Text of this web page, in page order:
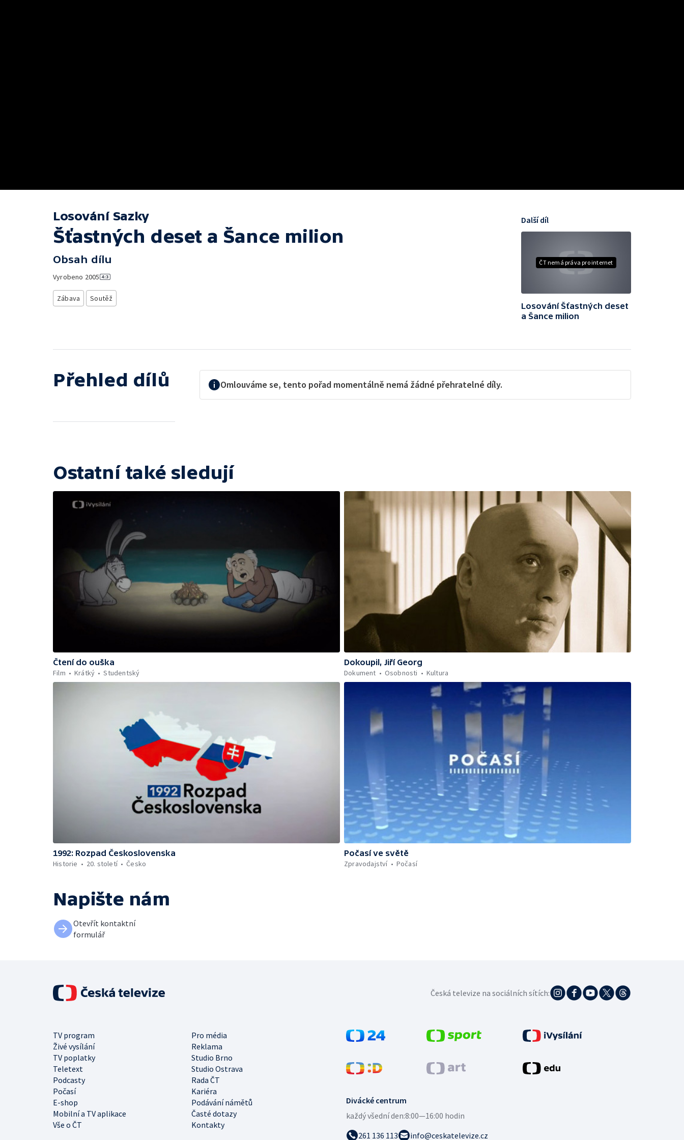
Losování Sazky
Šťastných deset a Šance milion
Obsah dílu
Vyrobeno 2005
Zábava Soutěž
ČT nemá práva pro internet
Další díl
Losování Šťastných deset
a Šance milion
Přehled dílů Omlouváme se, tento pořad momentálně nemá žádné přehratelné díly.
Ostatní také sledují
Čtení do ouška
Film
Krátký Studentský
Dokoupil, Jiří Georg
Dokument
Osobnosti Kultura
1992: Rozpad Československa
Historie
20. století Česko
Počasí ve světě
Zpravodajství
Počasí
Napište nám
Otevřít kontaktní
formulář
Divácké centrum
každý všední den:8:00—16:00 hodin
261 136 113
info@ceskatelevize.cz
TV program
Pro média
Živé vysílání
Reklama
TV poplatky
Studio Brno
Teletext
Studio Ostrava
Podcasty
Rada ČT
Počasí
Kariéra
E-shop
Podávání námětů
Mobilní a TV aplikace
Časté dotazy
Vše o ČT
Kontakty
Česká televize na sociálních sítích: